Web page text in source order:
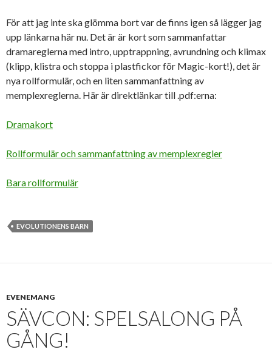
För att jag inte ska glömma bort var de finns igen så lägger jag
upp länkarna här nu. Det är är kort som sammanfattar
dramareglerna med intro, upptrappning, avrundning och klimax
(klipp, klistra och stoppa i plastfickor för Magic-kort!), det är
nya rollformulär, och en liten sammanfattning av
memplexreglerna. Här är direktlänkar till .pdf:erna:
Dramakort
Rollformulär och sammanfattning av memplexregler
Bara rollformulär
EVOLUTIONENS BARN
EVENEMANG
SÄVCON: SPELSALONG PÅ
GÅNG!